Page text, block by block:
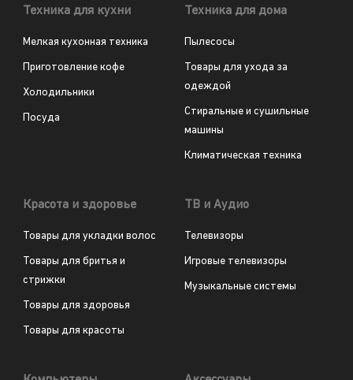
Техника для кухни
Мелкая кухонная техника
Приготовление кофе
Холодильники
Посуда
Техника для дома
Пылесосы
Товары для ухода за
одеждой
Стиральные и сушильные
машины
Климатическая техника
Красота и здоровье
Товары для укладки волос
Товары для бритья и
стрижки
Товары для здоровья
Товары для красоты
ТВ и Аудио
Телевизоры
Игровые телевизоры
Музыкальные системы